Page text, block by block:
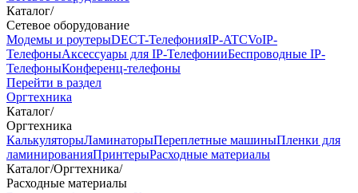
Каталог/
Сетевое оборудование
Модемы и роутерыDECT-ТелефонияIP-ATCVoIP-
ТелефоныАксессуары для IP-ТелефонииБеспроводные IP-
ТелефоныКонференц-телефоны
Перейти в раздел
Оргтехника
Каталог/
Оргтехника
КалькуляторыЛаминаторыПереплетные машиныПленки для
ламинированияПринтерыРасходные материалы
Каталог/Оргтехника/
Расходные материалы